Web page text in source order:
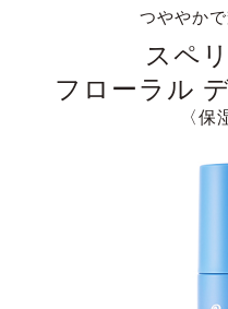
つややか
スペ
フローラル
〈保